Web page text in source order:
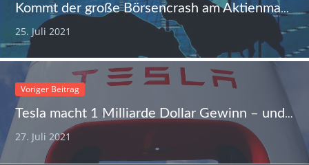
Kommt der große Börsencrash am Aktienmarkt schon im Herbst?
25. Juli 2021
Voriger Beitrag
Tesla macht 1 Milliarde Dollar Gewinn – und die Aktie gibt nach
27. Juli 2021